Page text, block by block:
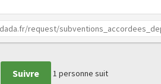
Suivre 1 personne suit